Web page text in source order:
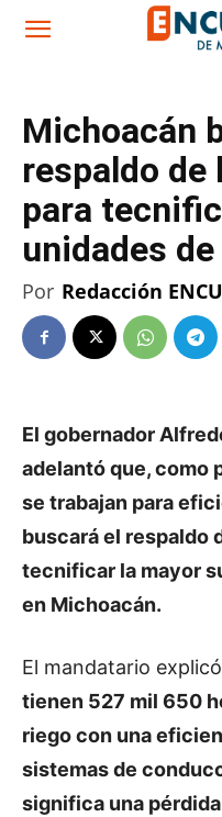
Michoacán
respaldo de
para
unidades
Por Redacción
El gobernador
adelantó que, como
se trabajan para
buscará el respaldo
tecnificar la mayor
en Michoacán.
El mandatario
tienen 527 mil 650
riego con una
sistemas de
significa una